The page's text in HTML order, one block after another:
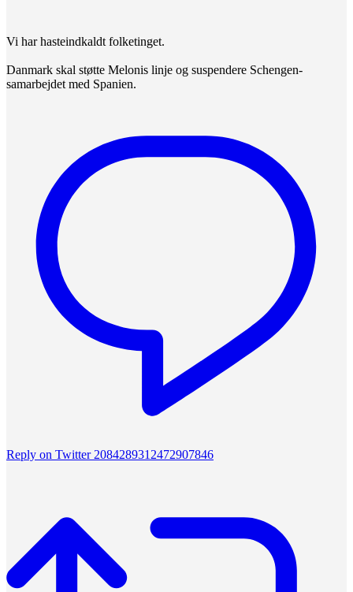
Vi har hasteindkaldt folketinget.
Danmark skal støtte Melonis linje og suspendere Schengen-
samarbejdet med Spanien.
Reply on Twitter 2084289312472907846